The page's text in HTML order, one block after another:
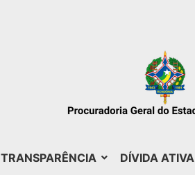
TRANSPARÊNCIA DÍVIDA ATIVA